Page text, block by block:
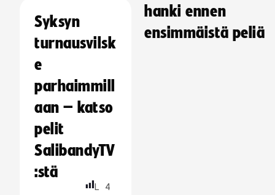
Syksyn
turnausvilsk
e
parhaimmill
aan – katso
pelit
SalibandyTV
:stä
L 4
hanki ennen
ensimmäistä peliä